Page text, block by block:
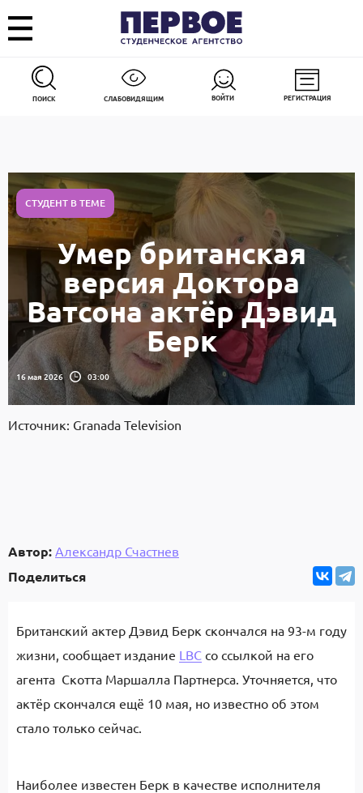
ПОИСК СЛАБОВИДЯЩИМ ВОЙТИ РЕГИСТРАЦИЯ
СТУДЕНТ В ТЕМЕ
Умер британская
версия Доктора
Ватсона актёр Дэвид
Берк
16 мая 2026 03:00
Источник: Granada Television
Автор: Александр Счастнев
Поделиться
Британский актер Дэвид Берк скончался на 93-м году
жизни, сообщает издание LBC со ссылкой на его
агента Скотта Маршалла Партнерса. Уточняется, что
актёр скончался ещё 10 мая, но известно об этом
стало только сейчас.
Наиболее известен Берк в качестве исполнителя